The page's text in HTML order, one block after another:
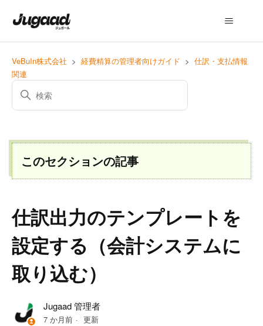
VeBuIn株式会社 経費精算の管理者向けガイド
仕訳・支払情報
関連
このセクションの記事
仕訳出力のテンプレートを
設定する（会計システムに
取り込む）
Jugaad 管理者
7 か月前 更新